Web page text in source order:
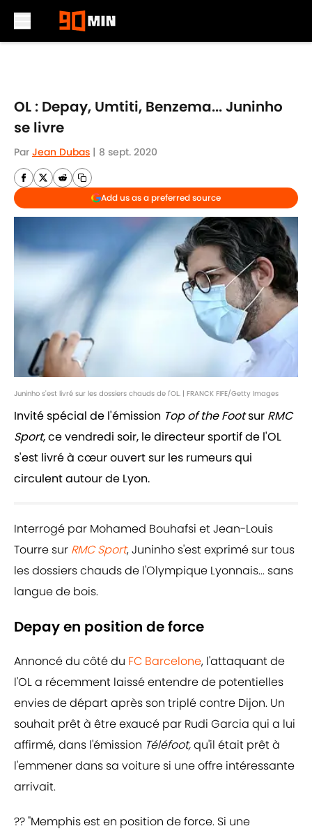
OL : Depay, Umtiti, Benzema... Juninho
se livre
Par Jean Dubas | 8 sept. 2020
Add us as a preferred source
Juninho s'est livré sur les dossiers chauds de l'OL. | FRANCK FIFE/Getty Images
Invité spécial de l'émission Top of the Footsur RMC
Sport, ce vendredi soir, le directeur sportif de l'OL
s'est livré à cœur ouvert sur les rumeurs qui
circulent autour de Lyon.
Interrogé par Mohamed Bouhafsi et Jean-Louis
Tourre sur RMC Sport, Juninho s'est exprimé sur tous
les dossiers chauds de l'Olympique Lyonnais... sans
langue de bois.
Depay en position de force
Annoncé du côté du FC Barcelone, l'attaquant de
l'OL a récemment laissé entendre de potentielles
envies de départ après son triplé contre Dijon. Un
souhait prêt à être exaucé par Rudi Garcia qui a lui
affirmé, dans l'émission Téléfoot,qu'il était prêt à
l'emmener dans sa voiture si une offre intéressante
arrivait.
?? "Memphis est en position de force. Si une